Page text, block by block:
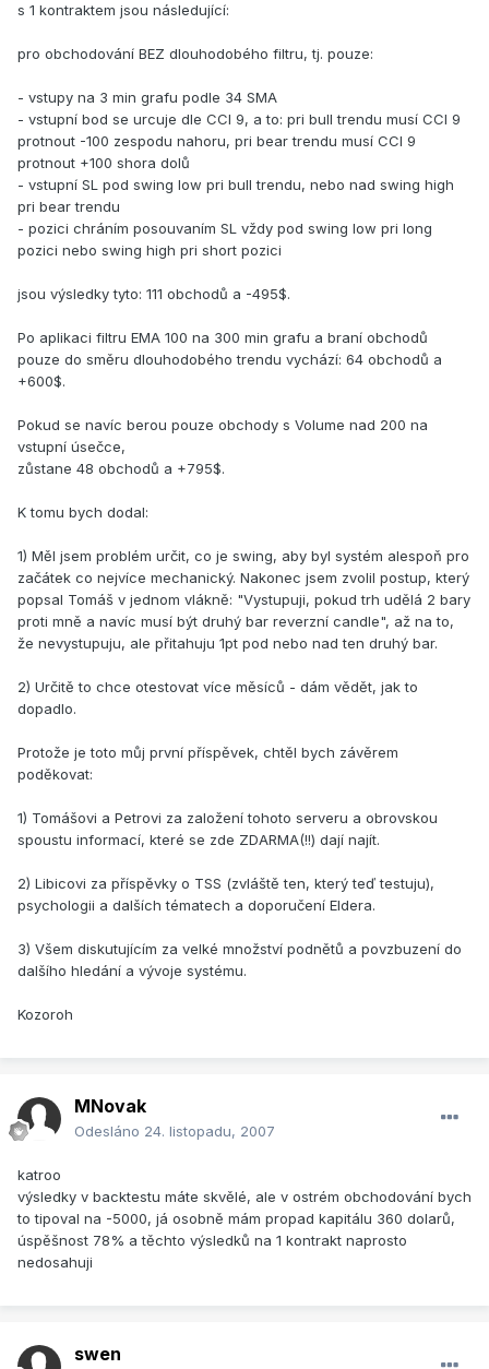
s 1 kontraktem jsou následující:
pro obchodování BEZ dlouhodobého filtru, tj. pouze:
- vstupy na 3 min grafu podle 34 SMA
- vstupní bod se urcuje dle CCI 9, a to: pri bull trendu musí CCI 9
protnout -100 zespodu nahoru, pri bear trendu musí CCI 9
protnout +100 shora dolů
- vstupní SL pod swing low pri bull trendu, nebo nad swing high
pri bear trendu
- pozici chráním posouvaním SL vždy pod swing low pri long
pozici nebo swing high pri short pozici
jsou výsledky tyto: 111 obchodů a -495$.
Po aplikaci filtru EMA 100 na 300 min grafu a braní obchodů
pouze do směru dlouhodobého trendu vychází: 64 obchodů a
+600$.
Pokud se navíc berou pouze obchody s Volume nad 200 na
vstupní úsečce,
zůstane 48 obchodů a +795$.
K tomu bych dodal:
1) Měl jsem problém určit, co je swing, aby byl systém alespoň pro
začátek co nejvíce mechanický. Nakonec jsem zvolil postup, který
popsal Tomáš v jednom vlákně: "Vystupuji, pokud trh udělá 2 bary
proti mně a navíc musí být druhý bar reverzní candle", až na to,
že nevystupuju, ale přitahuju 1pt pod nebo nad ten druhý bar.
2) Určitě to chce otestovat více měsíců - dám vědět, jak to
dopadlo.
Protože je toto můj první příspěvek, chtěl bych závěrem
poděkovat:
1) Tomášovi a Petrovi za založení tohoto serveru a obrovskou
spoustu informací, které se zde ZDARMA(!!) dají najít.
2) Libicovi za příspěvky o TSS (zvláště ten, který teď testuju),
psychologii a dalších tématech a doporučení Eldera.
3) Všem diskutujícím za velké množství podnětů a povzbuzení do
dalšího hledání a vývoje systému.
Kozoroh
MNovak
Odesláno 24. listopadu, 2007
katroo
výsledky v backtestu máte skvělé, ale v ostrém obchodování bych
to tipoval na -5000, já osobně mám propad kapitálu 360 dolarů,
úspěšnost 78% a těchto výsledků na 1 kontrakt naprosto
nedosahuji
swen